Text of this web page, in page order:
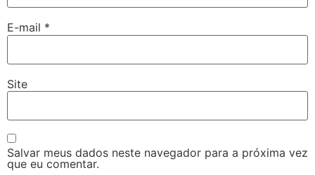
E-mail *
Site
Salvar meus dados neste navegador para a próxima vez
que eu comentar.